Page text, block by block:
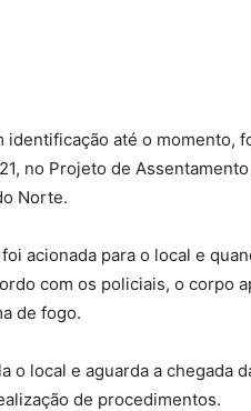
identificação até o momento,
no Projeto de
Norte.
acionada para o local e
com os policiais, o corpo
de fogo.
o local e aguarda a chegada
de procedimentos.